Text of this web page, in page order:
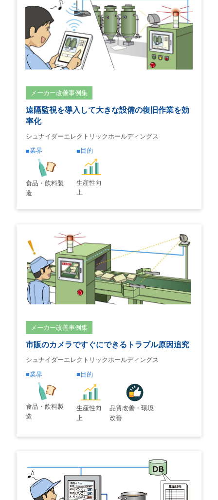
メーカー改善事例集
遠隔監視を導入して大きな設備の復旧作業を効
率化
シュナイダーエレクトリックホールディングス
業界
食品・飲料製
造
目的
生産性向
上
メーカー改善事例集
市販のカメラですぐにできるトラブル原因追究
シュナイダーエレクトリックホールディングス
業界
食品・飲料製
造
目的
生産性向
上
品質改善・環境
改善